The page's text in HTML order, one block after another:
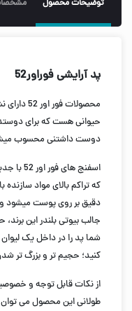
توضیحات محصول
پد آرایشی فوراور52
محصولات
حیوانی هست که برای
دوست داشتنی محسوب
اسفنج
که تراکم بالای مواد
دقیق بر روی پوست میشود و
جالب بیوتی بلندر این
شما پد را در داخل یک
کنید؛ حجیم تر و بزرگ تر
از نکات قابل توجه و
طولانی این محصول می